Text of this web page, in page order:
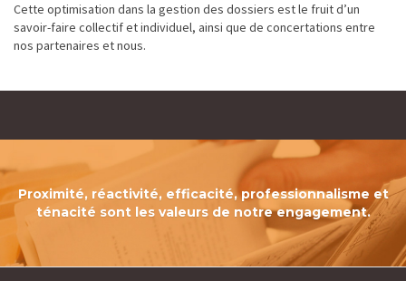
Cette optimisation dans la gestion des dossiers est le fruit d’un
savoir-faire collectif et individuel, ainsi que de concertations entre
nos partenaires et nous.
Proximité, réactivité, efficacité, professionnalisme et
ténacité sont les valeurs de notre engagement.